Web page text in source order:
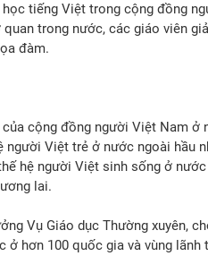
tiếng Việt trong cộng đồng
trong nước, các giáo viên
đàm.
cộng đồng người Việt Nam ở
người Việt trẻ ở nước ngoài hầu
hệ người Việt sinh sống ở
lai.
Vụ Giáo dục Thường xuyên,
hơn 100 quốc gia và vùng lãnh